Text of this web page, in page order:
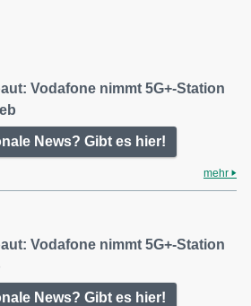
Vodafone nimmt 5G+-Station
News? Gibt es hier!
mehr
Vodafone nimmt 5G+-Station
News? Gibt es hier!